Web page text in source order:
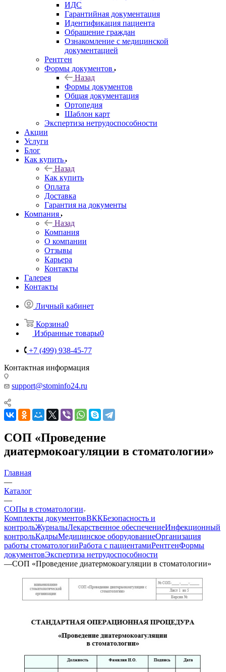
ИДС
Гарантийная документация
Идентификация пациента
Обращение граждан
Ознакомление с медицинской
документацией
Рентген
Формы документов
Назад
Формы документов
Общая документация
Ортопедия
Шаблон карт
Экспертиза нетрудоспособности
Акции
Услуги
Блог
Как купить
Назад
Как купить
Оплата
Доставка
Гарантия на документы
Компания
Назад
Компания
О компании
Отзывы
Карьера
Контакты
Галерея
Контакты
Личный кабинет
Корзина0
Избранные товары0
+7 (499) 938-45-77
Контактная информация
support@stominfo24.ru
СОП «Проведение
диатермокоагуляции в стоматологии»
Главная
—
Каталог
—
СОПы в стоматологии
Комплекты документовВККБезопасность и
контрольЖурналыЛекарственное обеспечениеИнфекционный
контрольКадрыМедицинское оборудованиеОрганизация
работы стоматологииРабота с пациентамиРентгенФормы
документовЭкспертиза нетрудоспособности
—СОП «Проведение диатермокоагуляции в стоматологии»